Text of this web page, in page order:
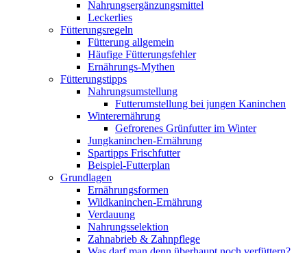
Nahrungsergänzungsmittel
Leckerlies
Fütterungsregeln
Fütterung allgemein
Häufige Fütterungsfehler
Ernährungs-Mythen
Fütterungstipps
Nahrungsumstellung
Futterumstellung bei jungen Kaninchen
Winterernährung
Gefrorenes Grünfutter im Winter
Jungkaninchen-Ernährung
Spartipps Frischfutter
Beispiel-Futterplan
Grundlagen
Ernährungsformen
Wildkaninchen-Ernährung
Verdauung
Nahrungsselektion
Zahnabrieb & Zahnpflege